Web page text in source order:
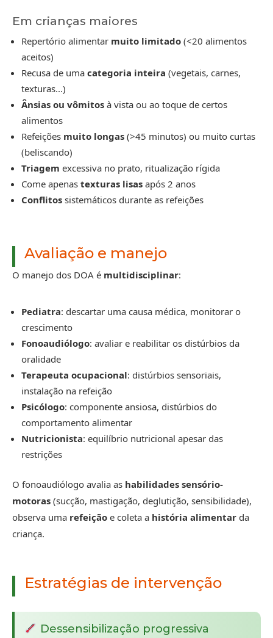
Em crianças maiores
Repertório alimentar muito limitado (<20 alimentos
aceitos)
Recusa de uma categoria inteira (vegetais, carnes,
texturas...)
Ânsias ou vômitos à vista ou ao toque de certos
alimentos
Refeições muito longas (>45 minutos) ou muito curtas
(beliscando)
Triagem excessiva no prato, ritualização rígida
Come apenas texturas lisas após 2 anos
Conflitos sistemáticos durante as refeições
Avaliação e manejo
O manejo dos DOA é multidisciplinar:
Pediatra: descartar uma causa médica, monitorar o
crescimento
Fonoaudiólogo: avaliar e reabilitar os distúrbios da
oralidade
Terapeuta ocupacional: distúrbios sensoriais,
instalação na refeição
Psicólogo: componente ansiosa, distúrbios do
comportamento alimentar
Nutricionista: equilíbrio nutricional apesar das
restrições
O fonoaudiólogo avalia as habilidades sensório-
motoras (sucção, mastigação, deglutição, sensibilidade),
observa uma refeição e coleta a história alimentar da
criança.
Estratégias de intervenção
Dessensibilização progressiva